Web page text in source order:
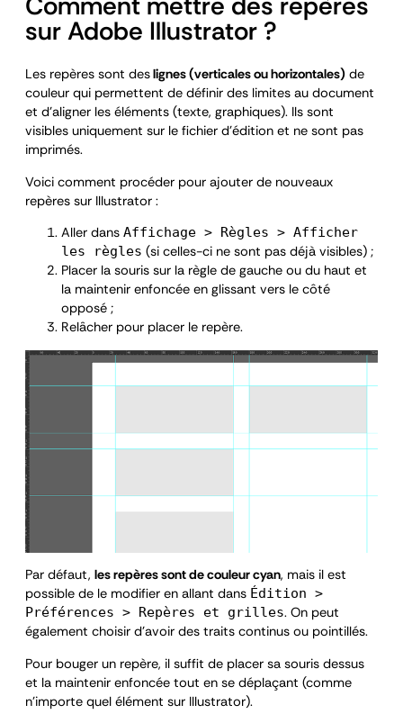
sur Adobe Illustrator ?
Les repères sont deslignes (verticales ou horizontales) de
couleur qui permettent de définir des limites au document
et d’aligner les éléments (texte, graphiques). Ils sont
visibles uniquement sur le fichier d’édition et ne sont pas
imprimés.
Voici comment procéder pour ajouter de nouveaux
repères sur Illustrator :
Aller dans Affichage > Règles > Afficher
les règles (si celles-ci ne sont pas déjà visibles) ;
Placer la souris sur la règle de gauche ou du haut et
la maintenir enfoncée en glissant vers le côté
opposé ;
Relâcher pour placer le repère.
Par défaut, les repères sont de couleur cyan, mais il est
possible de le modifier en allant dans Édition >
Préférences > Repères et grilles. On peut
également choisir d’avoir des traits continus ou pointillés.
Pour bouger un repère, il suffit de placer sa souris dessus
et la maintenir enfoncée tout en se déplaçant (comme
n’importe quel élément sur Illustrator).